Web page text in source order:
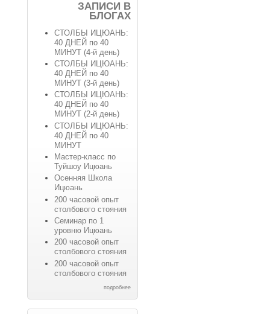
ЗАПИСИ В
БЛОГАХ
СТОЛБЫ ИЦЮАНЬ:
40 ДНЕЙ по 40
МИНУТ (4-й день)
СТОЛБЫ ИЦЮАНЬ:
40 ДНЕЙ по 40
МИНУТ (3-й день)
СТОЛБЫ ИЦЮАНЬ:
40 ДНЕЙ по 40
МИНУТ (2-й день)
СТОЛБЫ ИЦЮАНЬ:
40 ДНЕЙ по 40
МИНУТ
Мастер-класс по
Туйшоу Ицюань
Осенняя Школа
Ицюань
200 часовой опыт
столбового стояния
Семинар по 1
уровню Ицюань
200 часовой опыт
столбового стояния
200 часовой опыт
столбового стояния
подробнее